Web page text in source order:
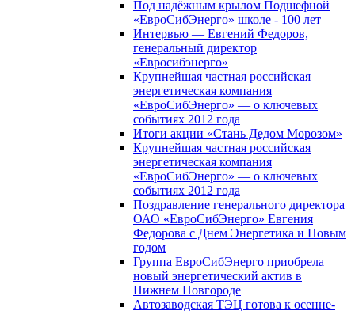
Под надёжным крылом Подшефной
«ЕвроСибЭнерго» школе - 100 лет
Интервью — Евгений Федоров,
генеральный директор
«Евросибэнерго»
Крупнейшая частная российская
энергетическая компания
«ЕвроСибЭнерго» — о ключевых
событиях 2012 года
Итоги акции «Стань Дедом Морозом»
Крупнейшая частная российская
энергетическая компания
«ЕвроСибЭнерго» — о ключевых
событиях 2012 года
Поздравление генерального директора
ОАО «ЕвроСибЭнерго» Евгения
Федорова с Днем Энергетика и Новым
годом
Группа ЕвроСибЭнерго приобрела
новый энергетический актив в
Нижнем Новгороде
Автозаводская ТЭЦ готова к осенне-